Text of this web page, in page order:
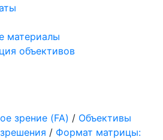
материалы
объективов
зрение (FA) / Объективы
/ Формат матрицы: